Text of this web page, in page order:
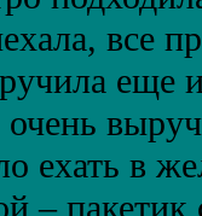
все
еще
очень
ехать в
– пакетик